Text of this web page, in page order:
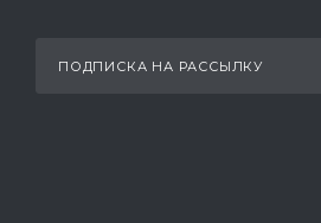
ПОДПИСКА НА РАССЫЛКУ